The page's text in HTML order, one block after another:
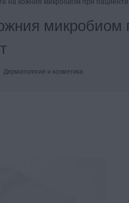
на кожния микробиом при
микробиом
Дерматология и козметика